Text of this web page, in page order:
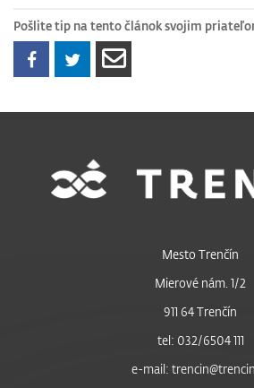
Pošlite tip na tento článok svojim
Mesto Trenčín
Mierové nám. 1/2
911 64 Trenčín
tel: 032/6504 111
e-mail: